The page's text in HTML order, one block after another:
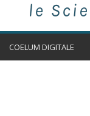
COELUM DIGITALE